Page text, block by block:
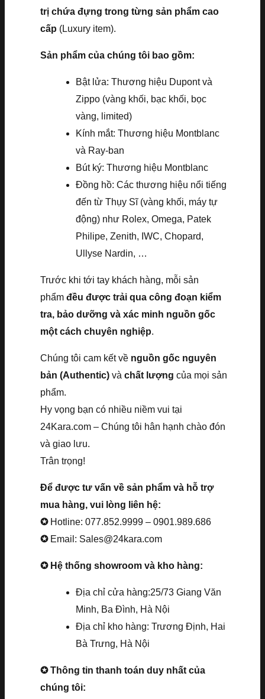
trị chứa đựng trong từng sản phẩm cao
cấp (Luxury item).
Sản phẩm của chúng tôi bao gồm:
Bật lửa: Thương hiệu Dupont và
Zippo (vàng khối, bạc khối, bọc
vàng, limited)
Kính mắt: Thương hiệu Montblanc
và Ray-ban
Bút ký: Thương hiệu Montblanc
Đồng hồ: Các thương hiệu nổi tiếng
đến từ Thụy Sĩ (vàng khối, máy tự
động) như Rolex, Omega, Patek
Philipe, Zenith, IWC, Chopard,
Ullyse Nardin, …
Trước khi tới tay khách hàng, mỗi sản
phẩm đều được trải qua công đoạn kiểm
tra, bảo dưỡng và xác minh nguồn gốc
một cách chuyên nghiệp.
Chúng tôi cam kết về nguồn gốc nguyên
bản (Authentic) và chất lượng của mọi sản
phẩm.
Hy vọng bạn có nhiều niềm vui tại
24Kara.com – Chúng tôi hân hạnh chào đón
và giao lưu.
Trân trọng!
Để được tư vấn về sản phẩm và hỗ trợ
mua hàng, vui lòng liên hệ:
✪ Hotline: 077.852.9999 – 0901.989.686
✪ Email: Sales@24kara.com
✪ Hệ thống showroom và kho hàng:
Địa chỉ cửa hàng:25/73 Giang Văn
Minh, Ba Đình, Hà Nội
Địa chỉ kho hàng: Trương Định, Hai
Bà Trưng, Hà Nội
✪ Thông tin thanh toán duy nhất của
chúng tôi: